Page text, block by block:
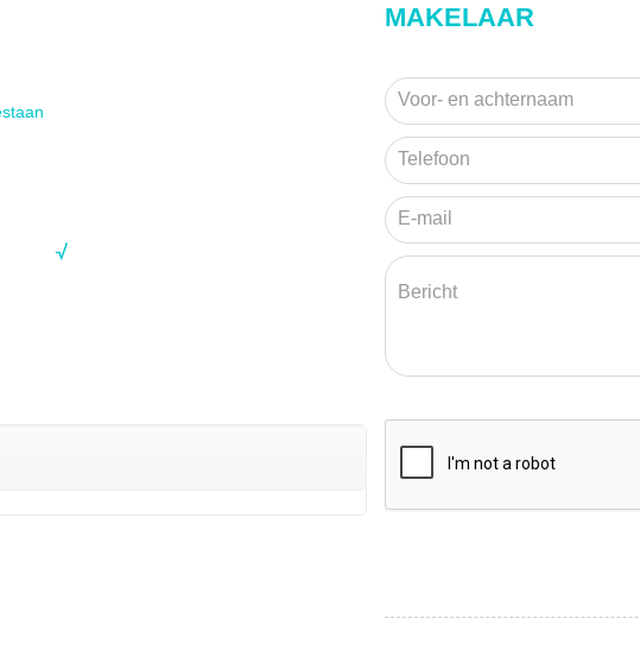
MAKELAAR